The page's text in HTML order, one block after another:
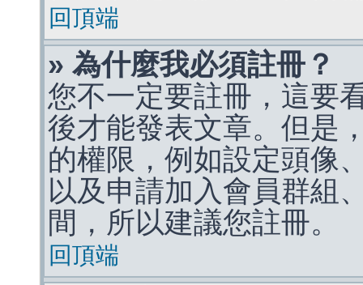
回頂端
» 為什麼我必須註冊？
您不一定要註冊，這要
後才能發表文章。但是
的權限，例如設定頭像
以及申請加入會員群組
間，所以建議您註冊。
回頂端